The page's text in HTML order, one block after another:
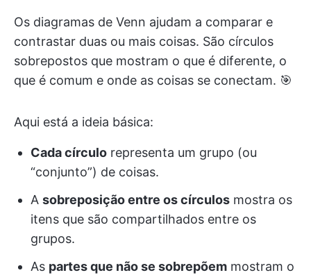
Os diagramas de Venn ajudam a comparar e
contrastar duas ou mais coisas. São círculos
sobrepostos que mostram o que é diferente, o
que é comum e onde as coisas se conectam. 🎯
Aqui está a ideia básica:
Cada círculo representa um grupo (ou
“conjunto”) de coisas.
A sobreposição entre os círculos mostra os
itens que são compartilhados entre os
grupos.
As partes que não se sobrepõem mostram o